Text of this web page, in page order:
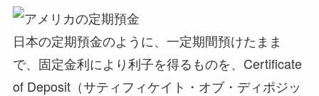
日本の定期預金のように、一定期間預けたまま
で、固定金利により利子を得るものを、Certificate
of Deposit（サティフィケイト・オブ・ディポジッ